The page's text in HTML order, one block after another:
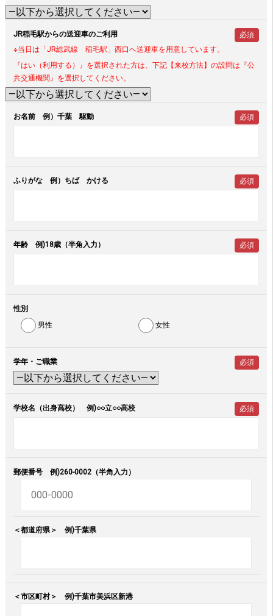
JR稲毛駅からの送迎車のご利用
必須
※当日は「JR総武線 稲毛駅」西口へ送迎車を用意しています。
『はい（利用する）』を選択された方は、下記【来校方法】の設問は『公
共交通機関』を選択してください。
お名前 例）千葉 駆動 必須
ふりがな 例）ちば かける 必須
年齢 例)18歳（半角入力） 必須
性別
男性
女性
学年・ご職業 必須
学校名（出身高校） 例)○○立○○高校 必須
郵便番号 例)260-0002（半角入力）
＜都道府県＞ 例)千葉県
＜市区町村＞ 例)千葉市美浜区新港